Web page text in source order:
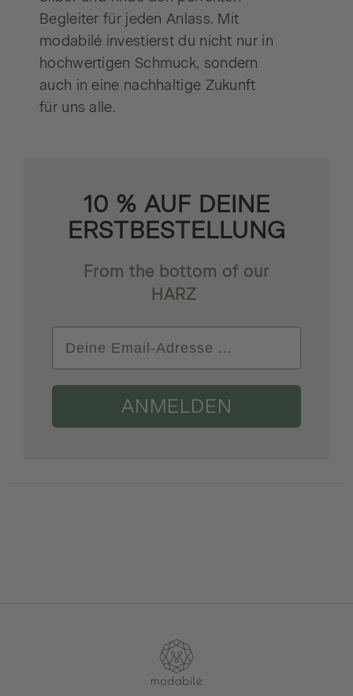
Begleiter für jeden Anlass. Mit
modabilé investierst du nicht nur in
hochwertigen Schmuck, sondern
auch in eine nachhaltige Zukunft
für uns alle.
10 % AUF DEINE
ERSTBESTELLUNG
From the bottom of our
HARZ
ANMELDEN